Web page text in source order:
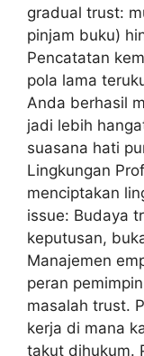
gradual trust:
pinjam buku)
Pencatatan
pola lama
Anda berhasil
jadi lebih
suasana hati
Lingkungan
menciptakan
issue: Budaya
keputusan,
Manajemen
peran
masalah trust.
kerja di mana
takut dihukum.